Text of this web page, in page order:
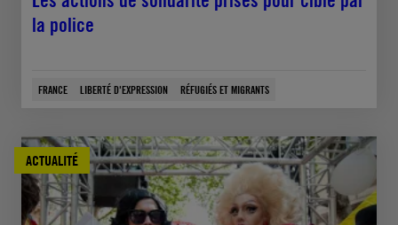
la police
FRANCE LIBERTÉ D'EXPRESSION RÉFUGIÉS ET MIGRANTS
ACTUALITÉ